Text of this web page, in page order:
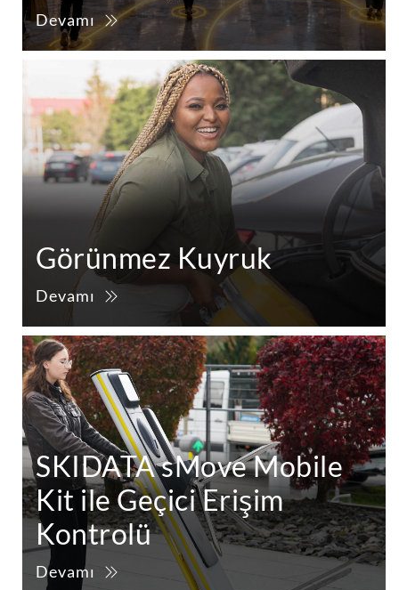
Devamı
Görünmez Kuyruk
Devamı
SKIDATA sMove Mobile
Kit ile Geçici Erişim
Kontrolü
Devamı